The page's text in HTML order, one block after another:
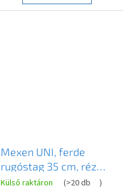
Mexen UNI, ferde
rugóstag 35 cm, réz
matt, 830-09-65
Külső raktáron (>20 db )